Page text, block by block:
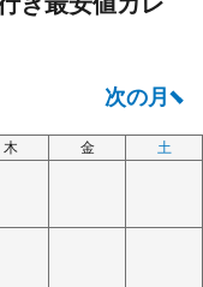
木 金 土